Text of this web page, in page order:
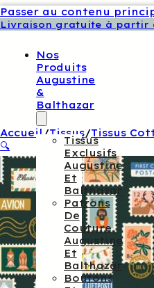
Passer au contenu
Livraison gratuite à partir
Nos
Produits
Augustine
&
Balthazar
Tissus
Exclusifs
Augustine
Et
Balthazar
Patrons
De
Couture
Augustine
Et
Balthazar
Boutons
Accueil /Tissus/Tissus
🔍